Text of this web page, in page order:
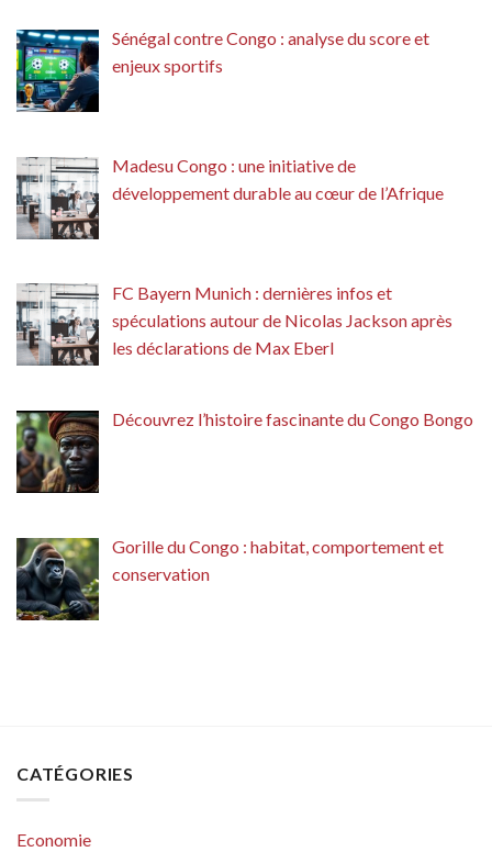
Sénégal contre Congo : analyse du score et
enjeux sportifs
Madesu Congo : une initiative de
développement durable au cœur de l’Afrique
FC Bayern Munich : dernières infos et
spéculations autour de Nicolas Jackson après
les déclarations de Max Eberl
Découvrez l’histoire fascinante du Congo Bongo
Gorille du Congo : habitat, comportement et
conservation
CATÉGORIES
Economie